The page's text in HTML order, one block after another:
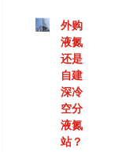
外购
液氮
还是
自建
深冷
空分
液氮
站？